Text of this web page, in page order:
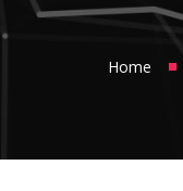
Home ■